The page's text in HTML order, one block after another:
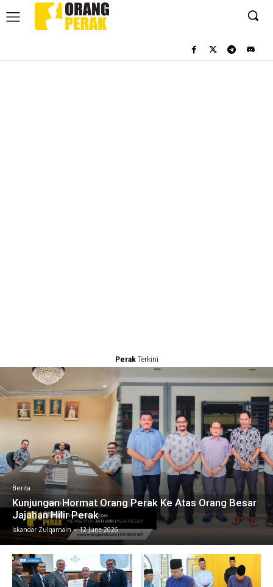
PerakTerkini
Berita
Kunjungan Hormat Orang Perak Ke Atas Orang Besar
Jajahan Hilir Perak
Iskandar Zulqarnain - 12 June 2026